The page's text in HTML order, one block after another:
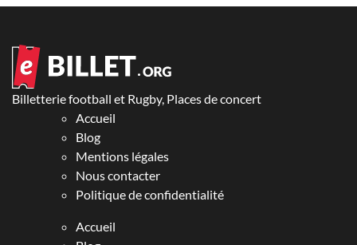
Billetterie football et Rugby, Places de concert
Accueil
Blog
Mentions légales
Nous contacter
Politique de confidentialité
Accueil